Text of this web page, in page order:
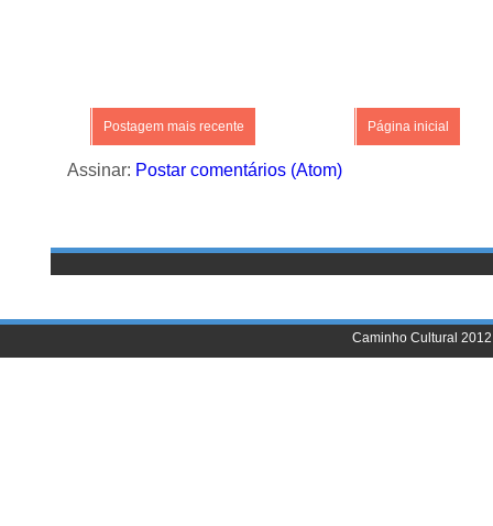
Postagem mais recente Página inicial
Assinar: Postar comentários (Atom)
Caminho Cultural